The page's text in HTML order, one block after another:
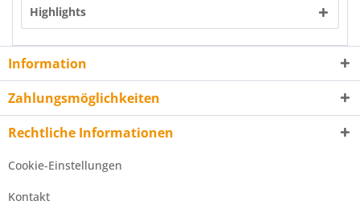
Highlights
Information
Zahlungsmöglichkeiten
Rechtliche Informationen
Cookie-Einstellungen
Kontakt